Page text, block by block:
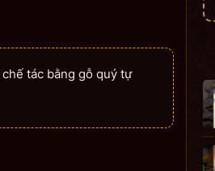
tác bằng gỗ quý tự